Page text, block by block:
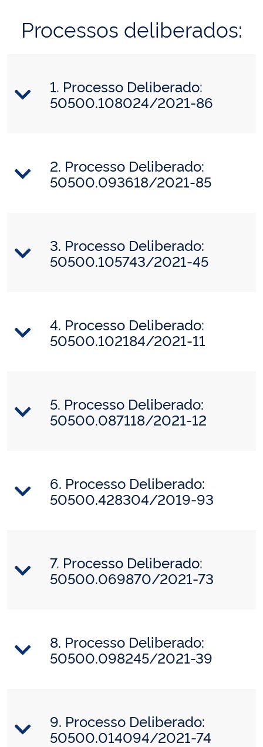
Processos deliberados:
1. Processo Deliberado:
50500.108024/2021-86
2. Processo Deliberado:
50500.093618/2021-85
3. Processo Deliberado:
50500.105743/2021-45
4. Processo Deliberado:
50500.102184/2021-11
5. Processo Deliberado:
50500.087118/2021-12
6. Processo Deliberado:
50500.428304/2019-93
7. Processo Deliberado:
50500.069870/2021-73
8. Processo Deliberado:
50500.098245/2021-39
9. Processo Deliberado:
50500.014094/2021-74